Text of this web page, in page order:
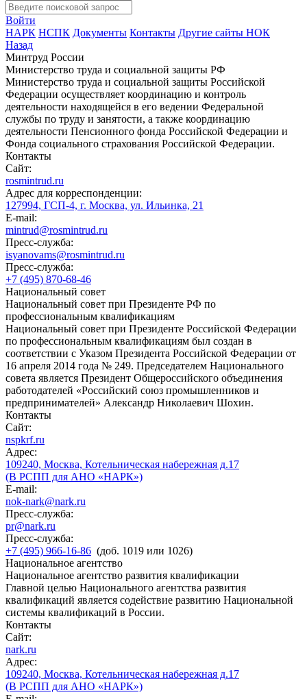
Войти
НАРК НСПК Документы Контакты Другие сайты НОК
Назад
Минтруд России
Министерство труда и социальной защиты РФ
Министерство труда и социальной защиты Российской
Федерации осуществляет координацию и контроль
деятельности находящейся в его ведении Федеральной
службы по труду и занятости, а также координацию
деятельности Пенсионного фонда Российской Федерации и
Фонда социального страхования Российской Федерации.
Контакты
Сайт:
rosmintrud.ru
Адрес для корреспонденции:
127994, ГСП-4, г. Москва, ул. Ильинка, 21
E-mail:
mintrud@rosmintrud.ru
Пресс-служба:
isyanovams@rosmintrud.ru
Пресс-служба:
+7 (495) 870-68-46
Национальный совет
Национальный совет при Президенте РФ по
профессиональным квалификациям
Национальный совет при Президенте Российской Федерации
по профессиональным квалификациям был создан в
соответствии с Указом Президента Российской Федерации от
16 апреля 2014 года № 249. Председателем Национального
совета является Президент Общероссийского объединения
работодателей «Российский союз промышленников и
предпринимателей» Александр Николаевич Шохин.
Контакты
Сайт:
nspkrf.ru
Адрес:
109240, Москва, Котельническая набережная д.17
(В РСПП для АНО «НАРК»)
E-mail:
nok-nark@nark.ru
Пресс-служба:
pr@nark.ru
Пресс-служба:
+7 (495) 966-16-86 (доб. 1019 или 1026)
Национальное агентство
Национальное агентство развития квалификации
Главной целью Национального агентства развития
квалификаций является содействие развитию Национальной
системы квалификаций в России.
Контакты
Сайт:
nark.ru
Адрес:
109240, Москва, Котельническая набережная д.17
(В РСПП для АНО «НАРК»)